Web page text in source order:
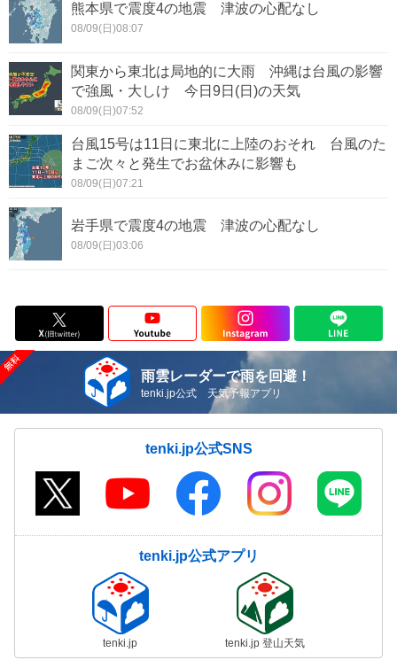
熊本県で震度4の地震 津波の心配なし
08/09(日)08:07
関東から東北は局地的に大雨 沖縄は台風の影響
で強風・大しけ 今日9日(日)の天気
08/09(日)07:52
台風15号は11日に東北に上陸のおそれ 台風のた
まご次々と発生でお盆休みに影響も
08/09(日)07:21
岩手県で震度4の地震 津波の心配なし
08/09(日)03:06
雨雲レーダーで雨を回避！
tenki.jp公式 天気予報アプリ
tenki.jp公式SNS
tenki.jp公式アプリ
tenki.jp tenki.jp 登山天気